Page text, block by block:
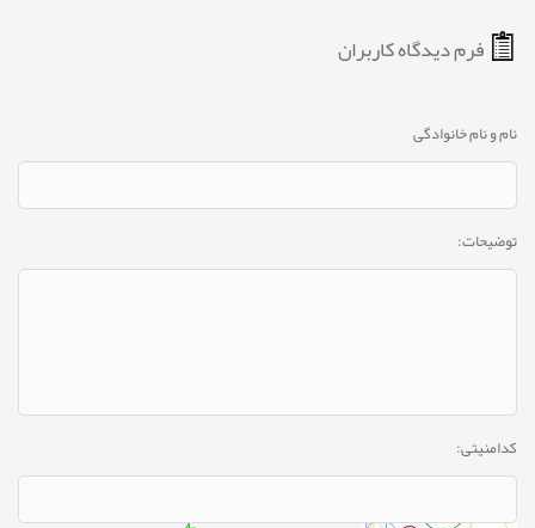
فرم دیدگاه کاربران
نام و نام خانوادگی
توضیحات:
کدامنیتی: